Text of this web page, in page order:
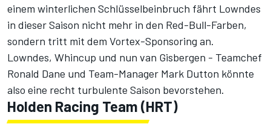
einem winterlichen Schlüsselbeinbruch fährt Lowndes
in dieser Saison nicht mehr in den Red-Bull-Farben,
sondern tritt mit dem Vortex-Sponsoring an.
Lowndes, Whincup und nun van Gisbergen - Teamchef
Ronald Dane und Team-Manager Mark Dutton könnte
also eine recht turbulente Saison bevorstehen.
Holden Racing Team (HRT)